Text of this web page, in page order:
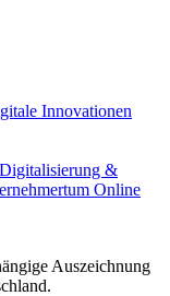
Innovationen
Digitalisierung &
Online
Auszeichnung